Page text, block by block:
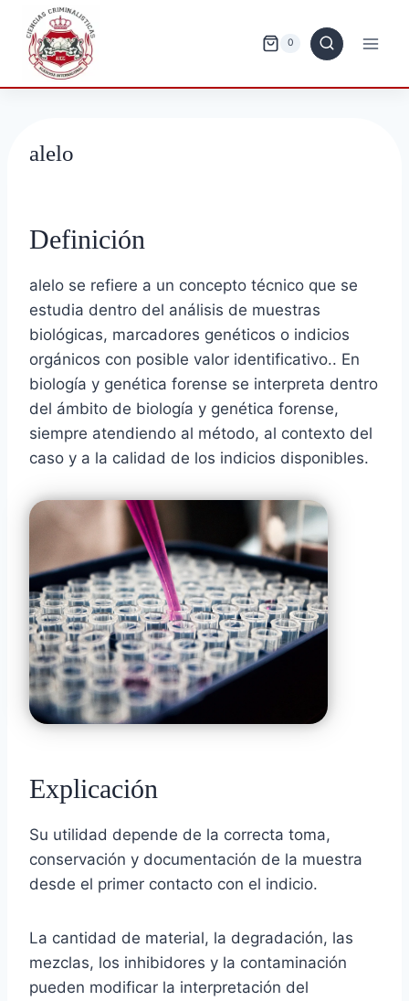
Saltar
contenido
0
alelo
Definición
alelo se refiere a un concepto técnico que se
estudia dentro del análisis de muestras
biológicas, marcadores genéticos o indicios
orgánicos con posible valor identificativo.. En
biología y genética forense se interpreta dentro
del ámbito de biología y genética forense,
siempre atendiendo al método, al contexto del
caso y a la calidad de los indicios disponibles.
Explicación
Su utilidad depende de la correcta toma,
conservación y documentación de la muestra
desde el primer contacto con el indicio.
La cantidad de material, la degradación, las
mezclas, los inhibidores y la contaminación
pueden modificar la interpretación del